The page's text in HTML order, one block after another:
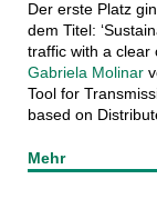
Der erste Platz
dem Titel:
traffic with a clear
Gabriela Molinar
Tool for
based on
Mehr